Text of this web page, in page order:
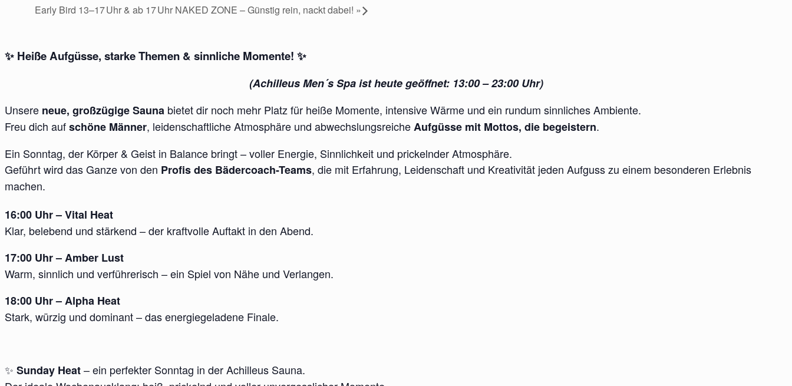
Early Bird 13–17 Uhr & ab 17 Uhr NAKED ZONE – Günstig rein, nackt dabei! »
✨ Heiße Aufgüsse, starke Themen & sinnliche Momente! ✨
(Achilleus Men´s Spa ist heute geöffnet: 13:00 – 23:00 Uhr)
Unsere neue, großzügige Sauna bietet dir noch mehr Platz für heiße Momente, intensive Wärme und ein rundum sinnliches Ambiente.
Freu dich aufschöne Männer, leidenschaftliche Atmosphäre und abwechslungsreicheAufgüsse mit Mottos, die begeistern.
Ein Sonntag, der Körper & Geist in Balance bringt – voller Energie, Sinnlichkeit und prickelnder Atmosphäre.
Geführt wird das Ganze von den Profis des Bädercoach-Teams, die mit Erfahrung, Leidenschaft und Kreativität jeden Aufguss zu einem besonderen Erlebnis
machen.
16:00 Uhr – Vital Heat
Klar, belebend und stärkend – der kraftvolle Auftakt in den Abend.
17:00 Uhr – Amber Lust
Warm, sinnlich und verführerisch – ein Spiel von Nähe und Verlangen.
18:00 Uhr – Alpha Heat
Stark, würzig und dominant – das energiegeladene Finale.
✨ Sunday Heat– ein perfekter Sonntag in der Achilleus Sauna.